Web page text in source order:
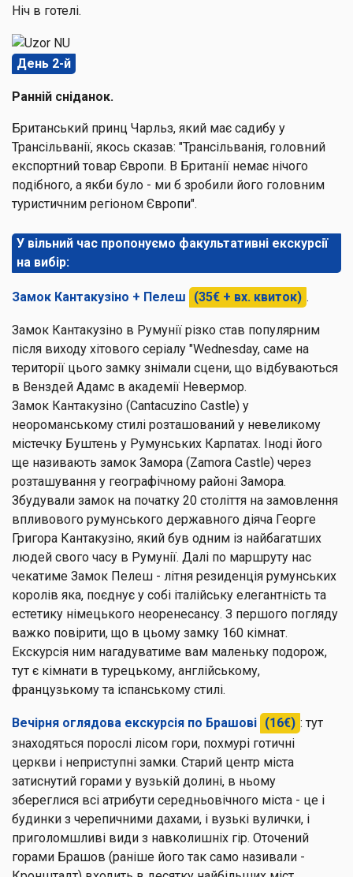
Ніч в готелі.
День 2-й
Ранній сніданок.
Британський принц Чарльз, який має садибу у
Трансільванії, якось сказав: "Трансільванія, головний
експортний товар Європи. В Британії немає нічого
подібного, а якби було - ми б зробили його головним
туристичним регіоном Європи".
У вільний час пропонуємо факультативні екскурсії
на вибір:
Замок Кантакузіно + Пелеш (35€ + вх. квиток) .
Замок Кантакузіно в Румунії різко став популярним
після виходу хітового серіалу "Wednesday, саме на
території цього замку знімали сцени, що відбуваються
в Венздей Адамс в академії Невермор.
Замок Кантакузіно (Cantacuzino Castle) у
неороманському стилі розташований у невеликому
містечку Буштень у Румунських Карпатах. Іноді його
ще називають замок Замора (Zamora Castle) через
розташування у географічному районі Замора.
Збудували замок на початку 20 століття на замовлення
впливового румунського державного діяча Георге
Григора Кантакузіно, який був одним із найбагатших
людей свого часу в Румунії. Далі по маршруту нас
чекатиме Замок Пелеш - літня резиденція румунських
королів яка, поєднує у собі італійську елегантність та
естетику німецького неоренесансу. З першого погляду
важко повірити, що в цьому замку 160 кімнат.
Екскурсія ним нагадуватиме вам маленьку подорож,
тут є кімнати в турецькому, англійському,
французькому та іспанському стилі.
Вечірня оглядова екскурсія по Брашові (16€) : тут
знаходяться порослі лісом гори, похмурі готичні
церкви і неприступні замки. Старий центр міста
затиснутий горами у вузькій долині, в ньому
збереглися всі атрибути середньовічного міста - це і
будинки з черепичними дахами, і вузькі вулички, і
приголомшливі види з навколишніх гір. Оточений
горами Брашов (раніше його так само називали -